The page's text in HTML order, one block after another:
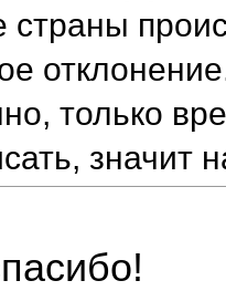
страны
только
значит